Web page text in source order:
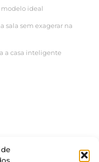
ideal
sala sem exagerar na
a casa inteligente